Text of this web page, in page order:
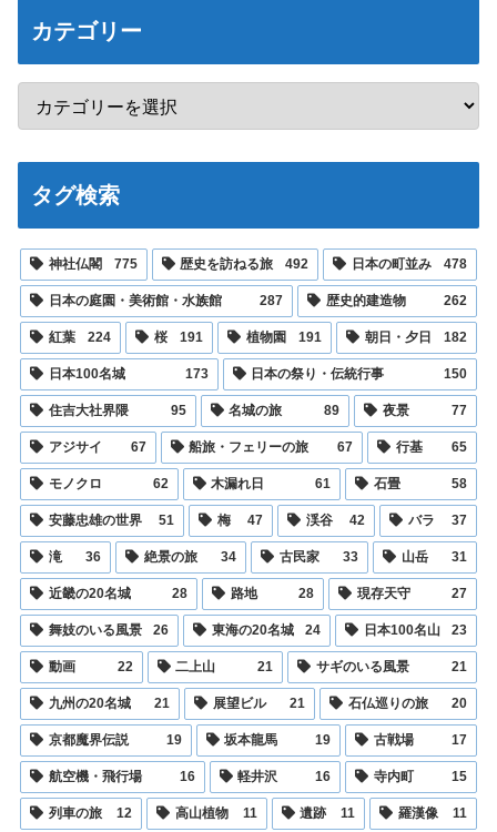
カテゴリー
タグ検索
神社仏閣 775 歴史を訪ねる旅 492 日本の町並み 478
日本の庭園・美術館・水族館 287 歴史的建造物 262
紅葉 224 桜 191 植物園 191 朝日・夕日 182
日本100名城 173 日本の祭り・伝統行事 150
住吉大社界隈 95 名城の旅 89 夜景 77
アジサイ 67 船旅・フェリーの旅 67 行基 65
モノクロ 62 木漏れ日 61 石畳 58
安藤忠雄の世界 51 梅 47 渓谷 42 バラ 37
滝 36 絶景の旅 34 古民家 33 山岳 31
近畿の20名城 28 路地 28 現存天守 27
舞妓のいる風景 26 東海の20名城 24 日本100名山 23
動画 22 二上山 21 サギのいる風景 21
九州の20名城 21 展望ビル 21 石仏巡りの旅 20
京都魔界伝説 19 坂本龍馬 19 古戦場 17
航空機・飛行場 16 軽井沢 16 寺内町 15
列車の旅 12 高山植物 11 遺跡 11 羅漢像 11